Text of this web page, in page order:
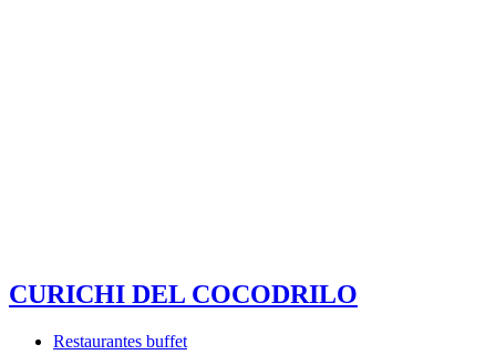
CURICHI DEL COCODRILO
Restaurantes buffet